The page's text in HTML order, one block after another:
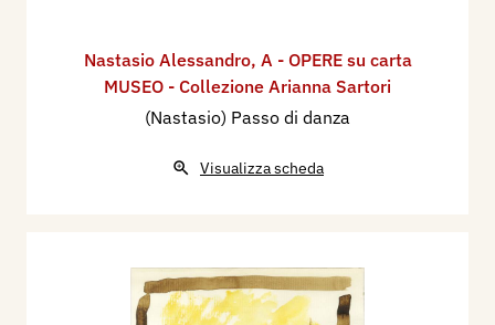
Nastasio Alessandro, A - OPERE su carta
MUSEO - Collezione Arianna Sartori
(Nastasio) Passo di danza
Visualizza scheda